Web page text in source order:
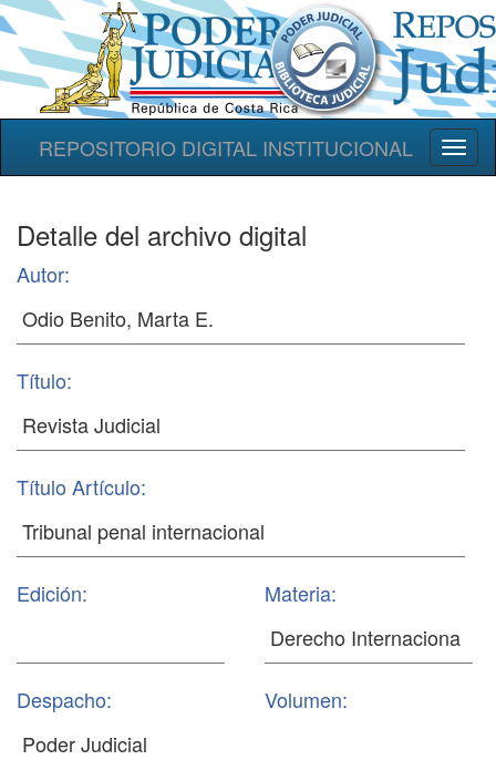
REPOSITORIO DIGITAL INSTITUCIONAL
Detalle del archivo digital
Autor:
Título:
Título Artículo:
Edición: Materia:
Despacho: Volumen: